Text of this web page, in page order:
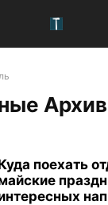
поехать